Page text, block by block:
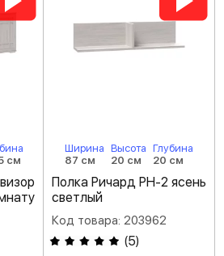
см
Ширина
87 см
Высота
20 см
Глубина
20 см
Полка Ричард РН-2 ясень
светлый
Код товара: 203962
(5)